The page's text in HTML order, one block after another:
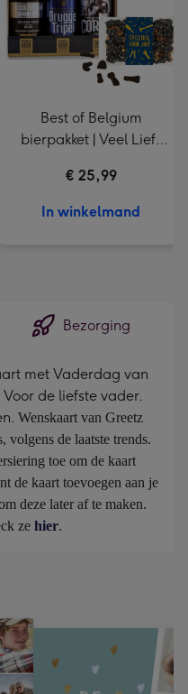
Best of Belgium
bierpakket | Veel Liefs
€ 25,99
In winkelmand
Bezorging
met Vaderdag van
de liefste vader.
Wenskaart van Greetz
volgens de laatste trends.
toe om de kaart
de kaart toevoegen aan je
deze later af te maken.
ze hier.